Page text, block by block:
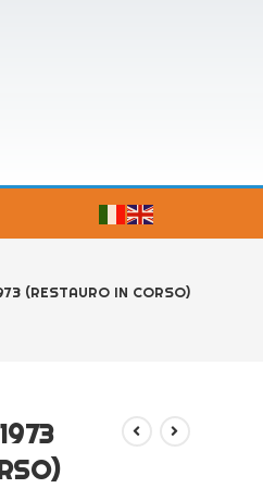
(RESTAURO IN CORSO)